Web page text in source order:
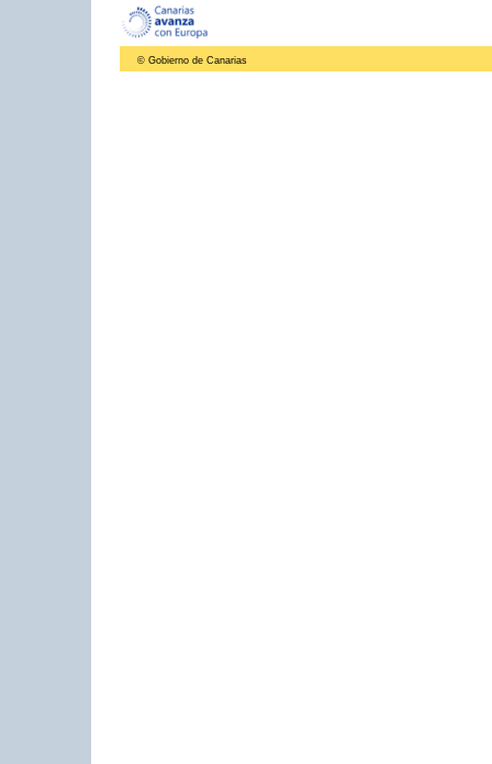
© Gobierno de Canarias